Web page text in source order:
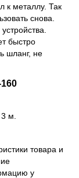
к металлу. Так
снова.
быстро
шланг, не
м.
товара и
у